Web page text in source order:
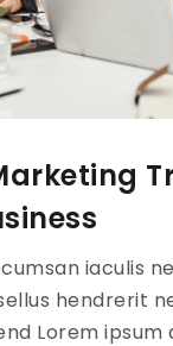
iaculis
hendrerit
Lorem